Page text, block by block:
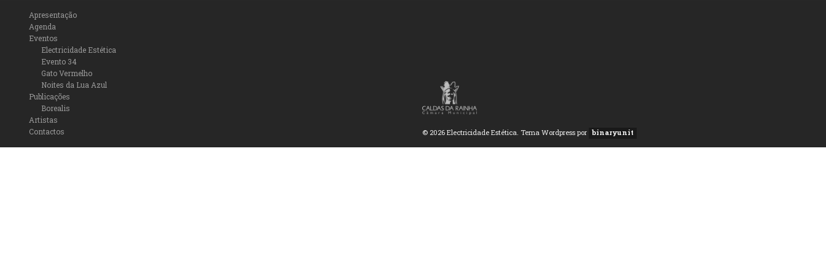
Apresentação
Agenda
Eventos
Electricidade Estética
Evento 34
Gato Vermelho
Noites da Lua Azul
Publicações
Borealis
Artistas
Contactos
© 2026 Electricidade Estética. Tema Wordpress por binaryunit